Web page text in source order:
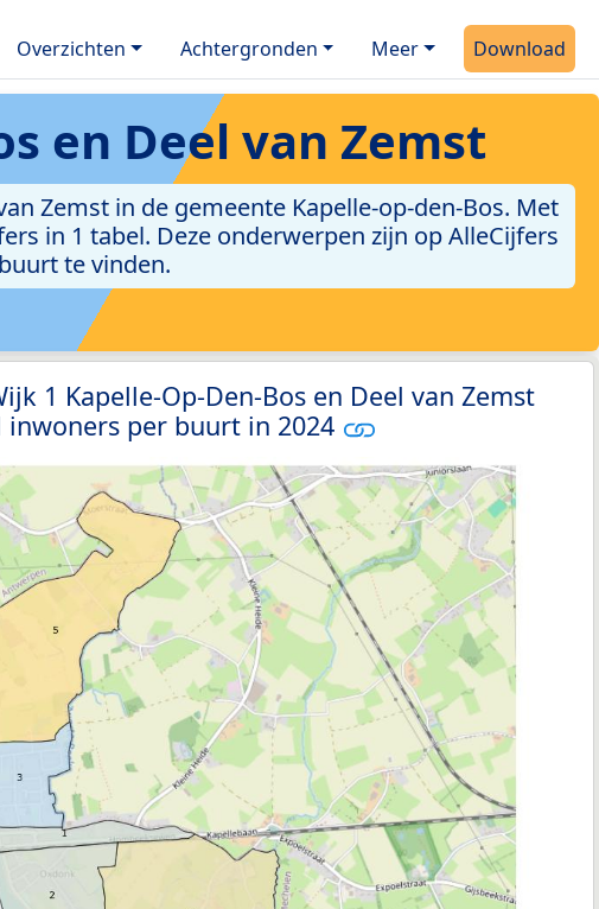
Overzichten Achtergronden Meer Download
en Deel van Zemst
Zemst in de gemeente Kapelle-op-den-Bos. Met
in 1 tabel. Deze onderwerpen zijn op AlleCijfers
te vinden.
1 Kapelle-Op-Den-Bos en Deel van Zemst
per buurt in 2024